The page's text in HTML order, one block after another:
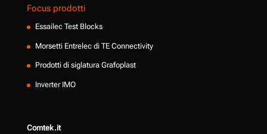
Focus prodotti
Essailec Test Blocks
Morsetti Entrelec di TE Connectivity
Prodotti di siglatura Grafoplast
Inverter IMO
Comtek.it